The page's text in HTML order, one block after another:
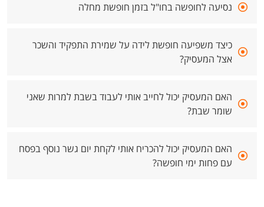
נסיעה לחופשה בחו"ל בזמן חופשת מחלה
כיצד משפיעה חופשת לידה על שמירת התפקיד והשכר
אצל המעסיק?
האם המעסיק יכול לחייב אותי לעבוד בשבת למרות שאני
שומר שבת?
האם המעסיק יכול להכריח אותי לקחת יום גשר נוסף בפסח
עם פחות ימי חופשה?